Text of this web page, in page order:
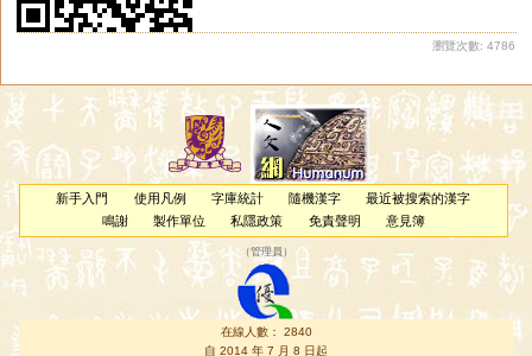
瀏覽次數: 4786
新手入門 使用凡例 字庫統計 隨機漢字
最近被搜索的漢字
鳴謝
製作單位 私隱政策 免責聲明 意見簿
（管理員 ）
在線人數： 2840
自 2014 年 7 月 8 日起